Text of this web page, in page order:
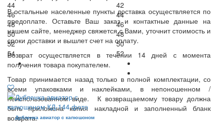
В остальные населенные пункты доставка осуществляется по
предоплате. Оставьте Ваш заказ и контактные данные на
нашем сайте, менеджер свяжется с Вами, уточнит стоимость и
сроки доставки и вышлет счет на оплату.
Возврат осуществляется в течении 14 дней с момента
получения товара покупателем.
Товар принимается назад только в полной комплектации, со
всеми упаковками и наклейками, в непоношенном /
неиспользованном виде. К возвращаемому товару должна
быть приложена копия накладной и заполненный бланк
возврата.
44
46
48
50
52
54
42
44
46
48
50
52
Дубленка авиатор с капюшоном